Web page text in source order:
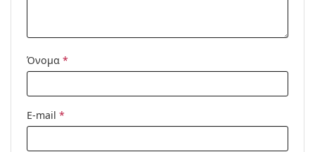
Όνομα *
E-mail *